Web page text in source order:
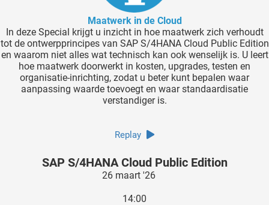
Maatwerk in de Cloud
In deze Special krijgt u inzicht in hoe maatwerk zich verhoudt
tot de ontwerpprincipes van SAP S/4HANA Cloud Public Edition
en waarom niet alles wat technisch kan ook wenselijk is. U leert
hoe maatwerk doorwerkt in kosten, upgrades, testen en
organisatie-inrichting, zodat u beter kunt bepalen waar
aanpassing waarde toevoegt en waar standaardisatie
verstandiger is.
Replay
SAP S/4HANA Cloud Public Edition
26 maart '26
14:00